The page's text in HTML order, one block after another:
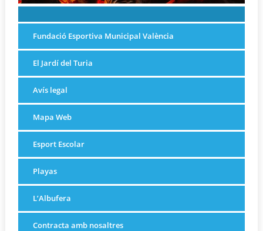
Fundació Esportiva Municipal València
El Jardí del Turia
Avís legal
Mapa Web
Esport Escolar
Playas
L’Albufera
Contracta amb nosaltres